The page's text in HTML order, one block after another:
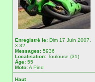
Enregistré le: Dim 17 Juin 2007,
3:32
Messages: 5936
Localisation: Toulouse (31)
Âge: 55
Moto:A Pied
Haut